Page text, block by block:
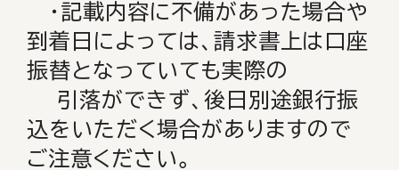
・記載内容に不備があった場合や
到着日によっては、請求書上は口座
振替となっていても実際の
引落ができず、後日別途銀行振
込をいただく場合がありますので
ご注意ください。